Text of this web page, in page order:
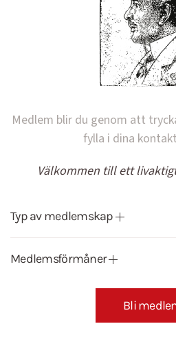
Medlem blir du genom att
fylla i dina
Välkommen till ett
Typ av medlemskap
Medlemsförmåner
Bli